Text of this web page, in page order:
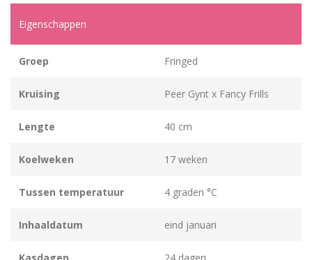
Eigenschappen
Groep Fringed
Kruising Peer Gynt x Fancy Frills
Lengte 40 cm
Koelweken 17 weken
Tussen temperatuur 4 graden °C
Inhaaldatum eind januari